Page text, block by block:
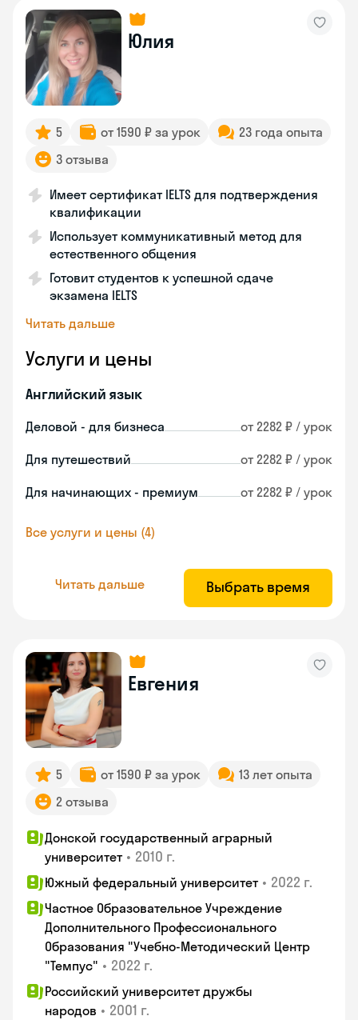
Юлия
5 от 1590 ₽ за урок
23 года опыта
3 отзыва
Имеет сертификат IELTS для подтверждения
квалификации
Использует коммуникативный метод для
естественного общения
Готовит студентов к успешной сдаче
экзамена IELTS
Читать дальше
Услуги и цены
Английский язык
Деловой - для бизнеса от 2282 ₽ / урок
Для путешествий от 2282 ₽ / урок
Для начинающих - премиум от 2282 ₽ / урок
Все услуги и цены (4)
Читать дальше Выбрать время
Евгения
5 от 1590 ₽ за урок
13 лет опыта
2 отзыва
Донской государственный аграрный
университет • 2010 г.
Южный федеральный университет • 2022 г.
Частное Образовательное Учреждение
Дополнительного Профессионального
Образования "Учебно-Методический Центр
"Темпус" • 2022 г.
Российский университет дружбы
народов • 2001 г.